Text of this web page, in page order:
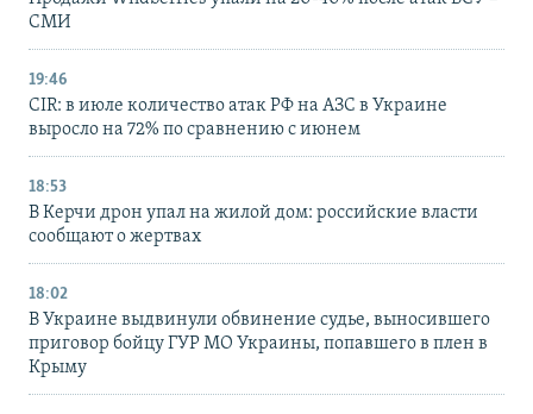
СМИ
19:46
CIR: в июле количество атак РФ на АЗС в Украине
выросло на 72% по сравнению с июнем
18:53
В Керчи дрон упал на жилой дом: российские власти
сообщают о жертвах
18:02
В Украине выдвинули обвинение судье, выносившего
приговор бойцу ГУР МО Украины, попавшего в плен в
Крыму